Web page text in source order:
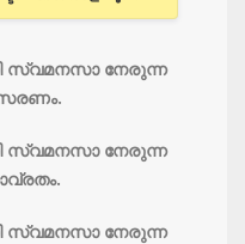
സ്വമനസാ നേരുന്ന
സ്വമനസാ നേരുന്ന
സ്വമനസാ നേരുന്ന